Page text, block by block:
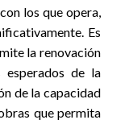
los que opera,
Es
la renovación
esperados de la
de la capacidad
que permita